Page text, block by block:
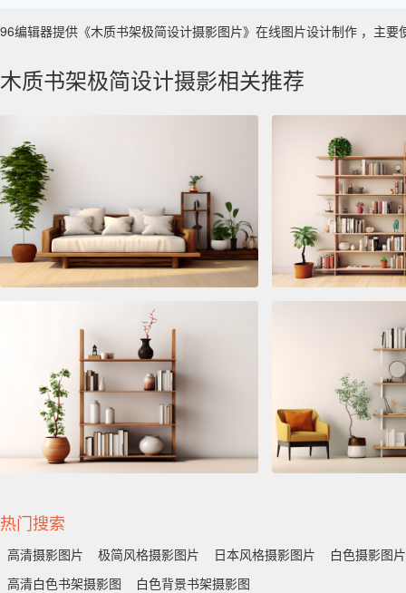
96编辑器提供《木质书架极简设计摄影图片》在线图片设计制作 ，主
木质书架极简设计摄影相关推荐
热门搜索
高清摄影图片 极简风格摄影图片 日本风格摄影图片
白色摄影图片
高清白色书架摄影图
白色背景书架摄影图